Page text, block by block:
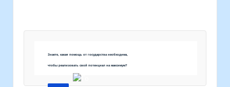
Знаете, какая помощь от государства необходима,
чтобы реализовать свой потенциал на максимум?